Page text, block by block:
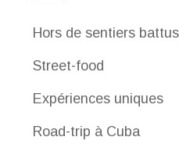
Hors de sentiers battus
Street-food
Expériences uniques
Road-trip à Cuba